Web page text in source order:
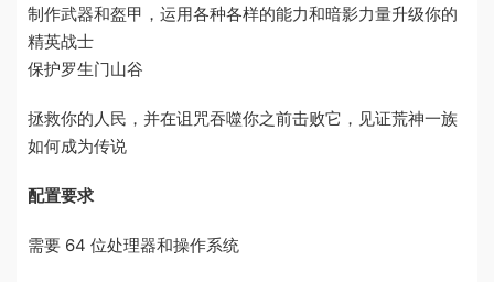
制作武器和盔甲，运用各种各样的能力和暗影力量升级你的
精英战士
保护罗生门山谷
拯救你的人民，并在诅咒吞噬你之前击败它，见证荒神一族
如何成为传说
配置要求
需要 64 位处理器和操作系统